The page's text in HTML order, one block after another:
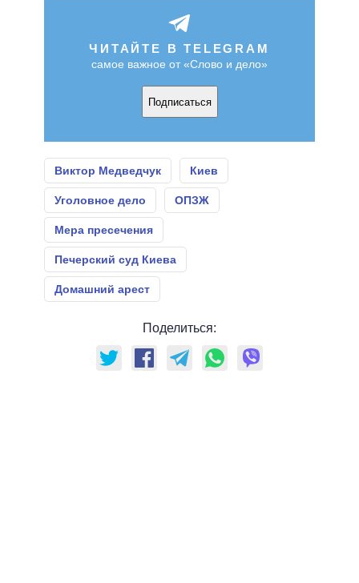
ЧИТАЙТЕ В TELEGRAM
самое важное от «Слово и дело»
Подписаться
Виктор Медведчук Киев
Уголовное дело ОПЗЖ
Мера пресечения
Печерский суд Киева
Домашний арест
Поделиться: